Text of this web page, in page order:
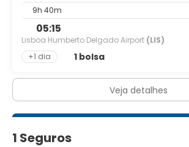
9h 40m
05:15
Lisboa Humberto Delgado Airport (LIS)
+1 dia
1 bolsa
Veja detalhes
1 Seguros